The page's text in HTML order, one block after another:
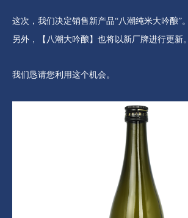
这次，我们决定销售新产品“八潮纯米大吟酿”。
另外，【八潮大吟酿】也将以新厂牌进行更新。
我们恳请您利用这个机会。